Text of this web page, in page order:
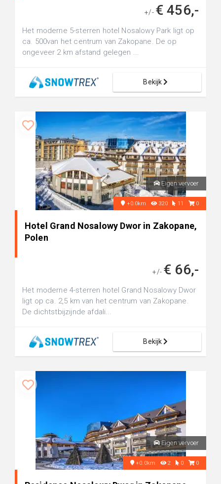
+/- € 456,-
Het moderne 5-sterren hotel Nosalowy Park ligt op
ca. 500van het centrum van Zakopane. De op
ongeveer 2 km afstand gelegen ...
Bekijk
Eigen vervoer
+0.0km 320 11 0
Hotel Grand Nosalowy Dwor in Zakopane,
Polen
+/- € 66,-
Het moderne 4-sterren hotel Grand Nosalowy Dwor
ligt op ca. 2,5 km van het centrum van Zakopane.
De dichtstbijzijnde afdali...
Bekijk
Eigen vervoer
+0.0km 2 0 0